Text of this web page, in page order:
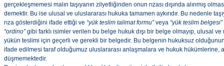
gerçekleşmemesi malın taşıyanın zilyetliğinden onun rızası dışında alınmış
demektir. Bu ise ulusal ve uluslararası hukuka tamamen aykırıdır. Bu nedenle
rıza gösterdiğini ifade ettiği ve “yük teslim talimat formu”veya “yük teslim belgesi”
“ordino”gibi farklı isimler verilen bu belge hukuk dışı bir belge olmayıp, ulusal ve
yükün teslimi için geçerli ve gerekli bir belgedir. Bu belgenin hukuksuz
ifade edilmesi taraf olduğumuz uluslararası anlaşmalara ve hukuk hükümlerine,
düşmemektedir.